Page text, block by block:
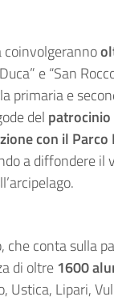
e “San
primaria e
del patrocinio
con il Parco
a diffondere il
che conta sulla
di oltre1600
Ustica, Lipari,